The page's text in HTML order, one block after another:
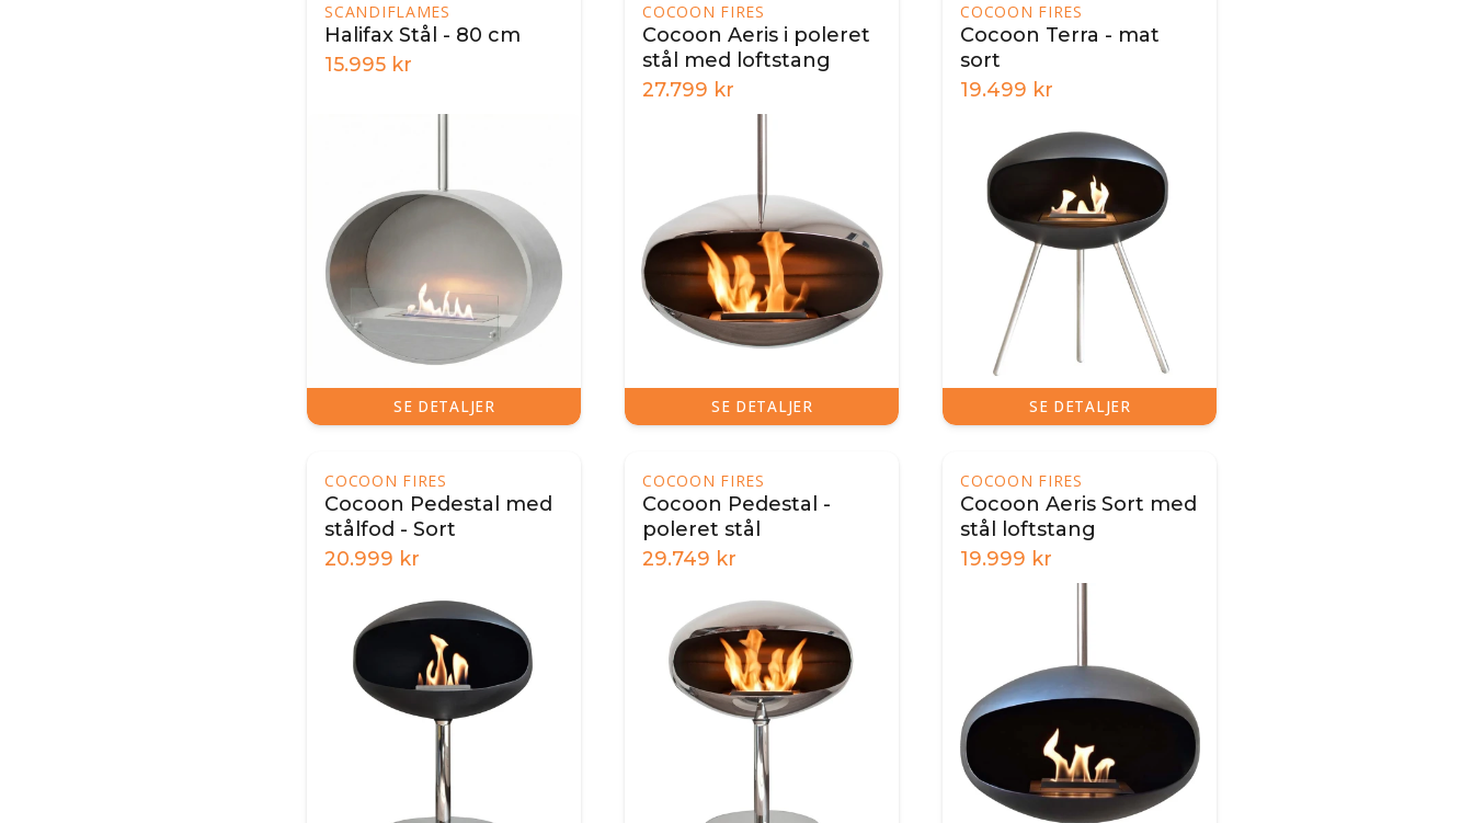
SCANDIFLAMES
Halifax Stål - 80 cm
15.995 kr
SE DETALJER
COCOON FIRES
Cocoon Aeris i poleret
stål med loftstang
27.799 kr
SE DETALJER
COCOON FIRES
Cocoon Terra - mat
sort
19.499 kr
SE DETALJER
COCOON FIRES
Cocoon Pedestal med
stålfod - Sort
20.999 kr
COCOON FIRES
Cocoon Pedestal -
poleret stål
29.749 kr
COCOON FIRES
Cocoon Aeris Sort med
stål loftstang
19.999 kr